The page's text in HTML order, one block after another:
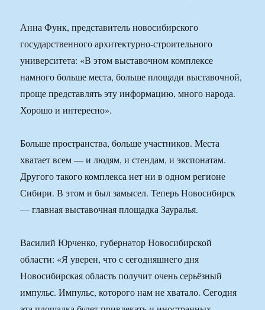
Анна Функ, представитель новосибирского
государственного архитектурно-строительного
университета: «В этом выставочном комплексе
намного больше места, больше площади выставочной,
проще представлять эту информацию, много народа.
Хорошо и интересно».
Больше пространства, больше участников. Места
хватает всем — и людям, и стендам, и экспонатам.
Другого такого комплекса нет ни в одном регионе
Сибири. В этом и был замысел. Теперь Новосибирск
— главная выставочная площадка Зауралья.
Василий Юрченко, губернатор Новосибирской
области: «Я уверен, что с сегодняшнего дня
Новосибирская область получит очень серьёзный
импульс. Импульс, которого нам не хватало. Сегодня